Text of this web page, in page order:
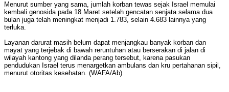
Menurut sumber yang sama, jumlah korban tewas sejak Israel memulai
kembali genosida pada 18 Maret setelah gencatan senjata selama dua
bulan juga telah meningkat menjadi 1.783, selain 4.683 lainnya yang
terluka.
Layanan darurat masih belum dapat menjangkau banyak korban dan
mayat yang terjebak di bawah reruntuhan atau berserakan di jalan di
wilayah kantong yang dilanda perang tersebut, karena pasukan
pendudukan Israel terus menargetkan ambulans dan kru pertahanan sipil,
menurut otoritas kesehatan. (WAFA/Ab)